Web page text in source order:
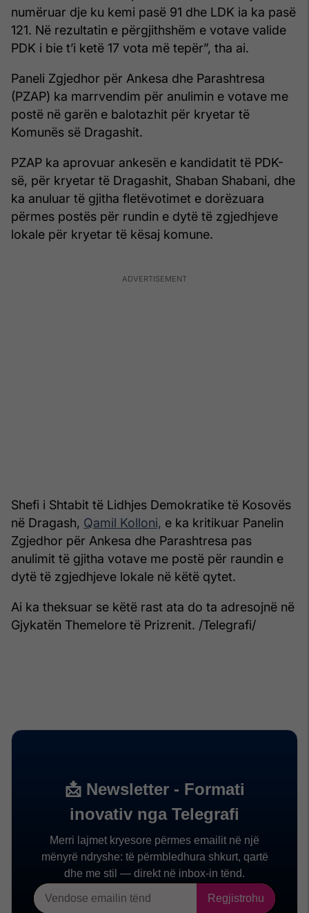
numëruar dje ku kemi pasë 91 dhe LDK ia ka pasë
121. Në rezultatin e përgjithshëm e votave valide
PDK i bie t’i ketë 17 vota më tepër”, tha ai.
Paneli Zgjedhor për Ankesa dhe Parashtresa
(PZAP) ka marrvendim për anulimin e votave me
postë në garën e balotazhit për kryetar të
Komunës së Dragashit.
PZAP ka aprovuar ankesën e kandidatit të PDK-
së, për kryetar të Dragashit, Shaban Shabani, dhe
ka anuluar të gjitha fletëvotimet e dorëzuara
përmes postës për rundin e dytë të zgjedhjeve
lokale për kryetar të kësaj komune.
Shefi i Shtabit të Lidhjes Demokratike të Kosovës
në Dragash, Qamil Kolloni, e ka kritikuar Panelin
Zgjedhor për Ankesa dhe Parashtresa pas
anulimit të gjitha votave me postë për raundin e
dytë të zgjedhjeve lokale në këtë qytet.
Ai ka theksuar se këtë rast ata do ta adresojnë në
Gjykatën Themelore të Prizrenit. /Telegrafi/